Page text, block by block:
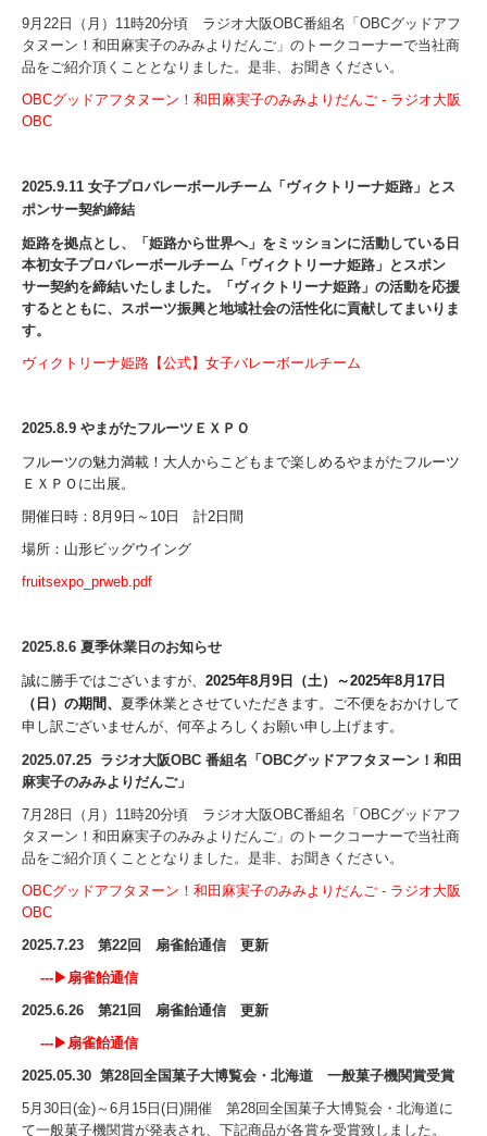
9月22日（月）11時20分頃 ラジオ大阪OBC番組名「OBCグッドアフ
タヌーン！和田麻実子のみみよりだんご」のトークコーナーで当社商
品をご紹介頂くこととなりました。是非、お聞きください。
OBCグッドアフタヌーン！和田麻実子のみみよりだんご - ラジオ大阪
OBC
2025.9.11 女子プロバレーボールチーム「ヴィクトリーナ姫路」とス
ポンサー契約締結
姫路を拠点とし、「姫路から世界へ」をミッションに活動している日
本初女子プロバレーボールチーム「ヴィクトリーナ姫路」とスポン
サー契約を締結いたしました。「ヴィクトリーナ姫路」の活動を応援
するとともに、スポーツ振興と地域社会の活性化に貢献してまいりま
す。
ヴィクトリーナ姫路【公式】女子バレーボールチーム
2025.8.9 やまがたフルーツＥＸＰＯ
フルーツの魅力満載！大人からこどもまで楽しめるやまがたフルーツ
ＥＸＰＯに出展。
開催日時：8月9日～10日 計2日間
場所：山形ビッグウイング
fruitsexpo_prweb.pdf
2025.8.6 夏季休業日のお知らせ
誠に勝手ではございますが、 2025年8月9日（土）～2025年8月17日
（日）の期間、 夏季休業とさせていただきます。ご不便をおかけして
申し訳ございませんが、 何卒よろしくお願い申し上げます。
2025.07.25 ラジオ大阪OBC 番組名「OBCグッドアフタヌーン！和田
麻実子のみみよりだんご」
7月28日（月）11時20分頃 ラジオ大阪OBC番組名「OBCグッドアフ
タヌーン！和田麻実子のみみよりだんご」のトークコーナーで当社商
品をご紹介頂くこととなりました。是非、お聞きください。
OBCグッドアフタヌーン！和田麻実子のみみよりだんご - ラジオ大阪
OBC
2025.7.23 第22回 扇雀飴通信 更新
---▶ 扇雀飴通信
2025.6.26 第21回 扇雀飴通信 更新
---▶ 扇雀飴通信
2025.05.30 第28回全国菓子大博覧会・北海道 一般菓子機関賞受賞
5月30日(金)～6月15日(日)開催 第28回全国菓子大博覧会・北海道に
て一般菓子機関賞が発表され、下記商品が各賞を受賞致しました。